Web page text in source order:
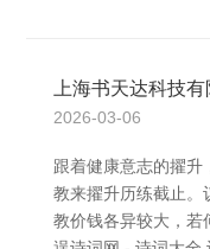
上海书天达科技
2026-03-06
跟着健康意志的擢升
教来擢升历练截止。
教价钱各异较大，若